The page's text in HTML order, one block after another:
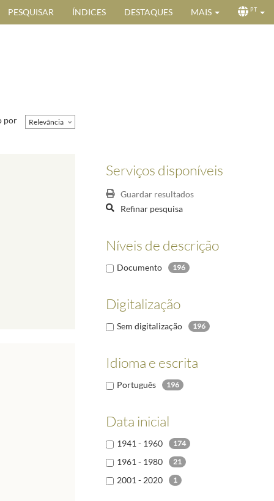
PESQUISAR ÍNDICES DESTAQUES MAIS PT
Serviços disponíveis
Guardar resultados
Refinar pesquisa
Níveis de descrição
Documento 196
Digitalização
Sem digitalização 196
Idioma e escrita
Português 196
Data inicial
1941 - 1960 174
1961 - 1980 21
2001 - 2020 1
por Relevância